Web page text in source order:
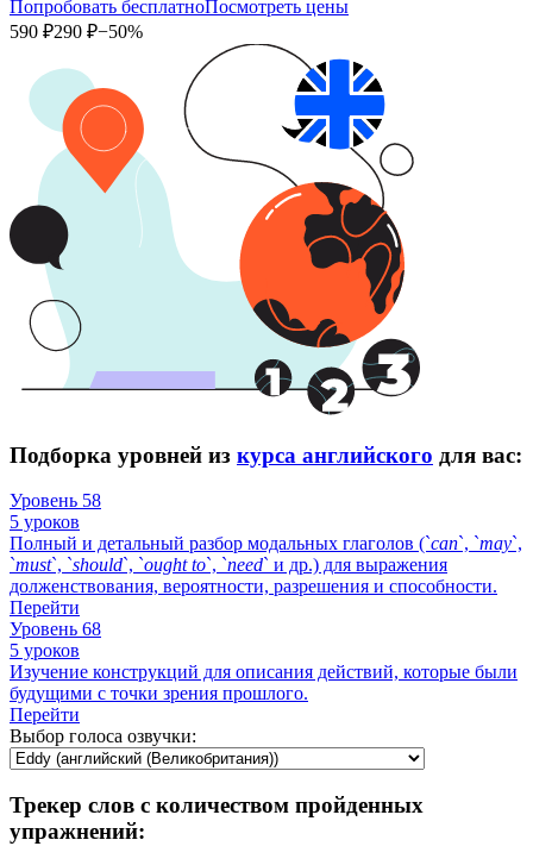
Попробовать бесплатноПосмотреть цены
590 ₽290 ₽−50%
Подборка уровней из курса английского для вас:
Уровень 58
5 уроков
Полный и детальный разбор модальных глаголов (`can`, `may`,
`must`, `should`, `ought to`, `need` и др.) для выражения
долженствования, вероятности, разрешения и способности.
Перейти
Уровень 68
5 уроков
Изучение конструкций для описания действий, которые были
будущими с точки зрения прошлого.
Перейти
Выбор голоса озвучки:
Трекер слов с количеством пройденных
упражнений: